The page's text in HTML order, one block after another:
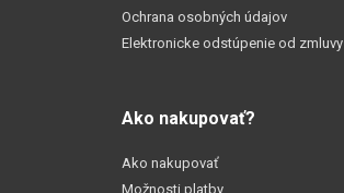
Ochrana osobných údajov
Elektronicke odstúpenie od zmluvy
Ako nakupovať?
Ako nakupovať
Možnosti platby